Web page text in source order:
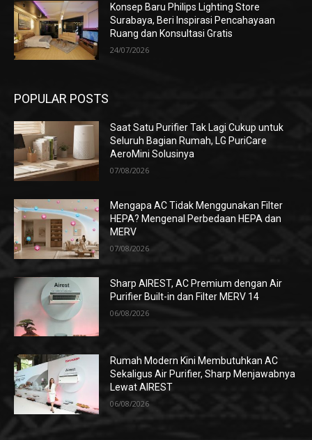
Konsep Baru Philips Lighting Store
Surabaya, Beri Inspirasi Pencahayaan
Ruang dan Konsultasi Gratis
24/07/2026
POPULAR POSTS
Saat Satu Purifier Tak Lagi Cukup untuk
Seluruh Bagian Rumah, LG PuriCare
AeroMini Solusinya
07/08/2026
Mengapa AC Tidak Menggunakan Filter
HEPA? Mengenal Perbedaan HEPA dan
MERV
07/08/2026
Sharp AIREST, AC Premium dengan Air
Purifier Built-in dan Filter MERV 14
06/08/2026
Rumah Modern Kini Membutuhkan AC
Sekaligus Air Purifier, Sharp Menjawabnya
Lewat AIREST
06/08/2026